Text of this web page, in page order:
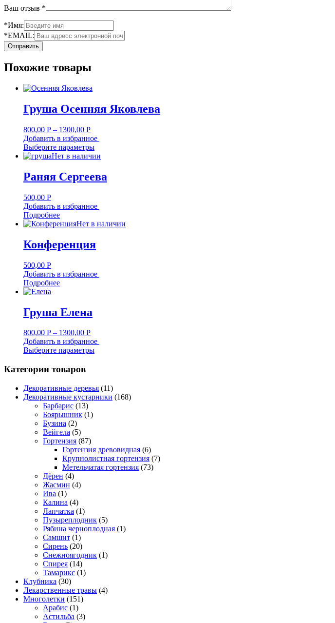
Ваш отзыв *
*Имя:
*EMAIL:
Похожие товары
Груша Осенняя Яковлева
800,00 Р – 1300,00 Р
Добавить в избранное
Выберите параметры
Нет в наличии
Раняя Сергеева
500,00 Р
Добавить в избранное
Подробнее
Нет в наличии
Конференция
500,00 Р
Добавить в избранное
Подробнее
Груша Елена
800,00 Р – 1300,00 Р
Добавить в избранное
Выберите параметры
Категории товаров
Декоративные деревья (11)
Декоративные кустарники (168)
Барбарис (13)
Боярышник (1)
Бузина (2)
Вейгела (5)
Гортензия (87)
Гортензия древовидная (6)
Крупнолистная гортензия (7)
Метельчатая гортензия (73)
Дёрен (4)
Жасмин (4)
Ива (1)
Калина (4)
Лапчатка (1)
Пузыреплодник (5)
Рябина черноплодная (1)
Самшит (1)
Сирень (20)
Снежноягодник (1)
Спирея (14)
Тамарикс (1)
Клубника (30)
Лекарственные травы (4)
Многолетки (151)
Арабис (1)
Астильба (3)